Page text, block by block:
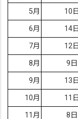
5月
10
6月
14
7月
12
8月
9日
9月
13
10月
11
11月
8日